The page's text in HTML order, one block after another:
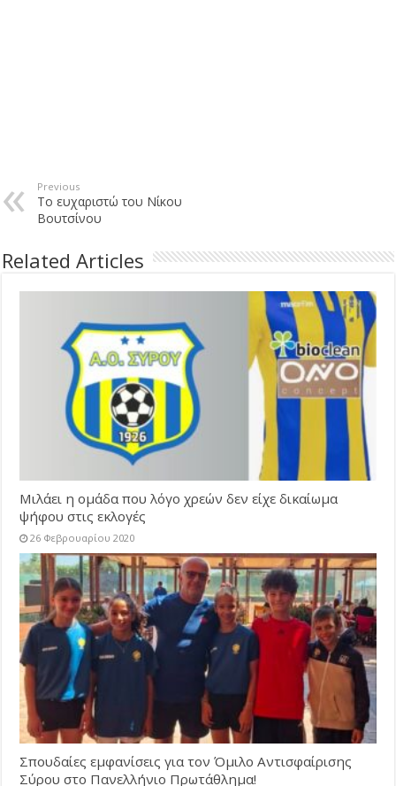
Previous
Το ευχαριστώ του Νίκου
Βουτσίνου
Related Articles
Μιλάει η ομάδα που λόγο χρεών δεν είχε δικαίωμα
ψήφου στις εκλογές
26 Φεβρουαρίου 2020
Σπουδαίες εμφανίσεις για τον Όμιλο Αντισφαίρισης
Σύρου στο Πανελλήνιο Πρωτάθλημα!